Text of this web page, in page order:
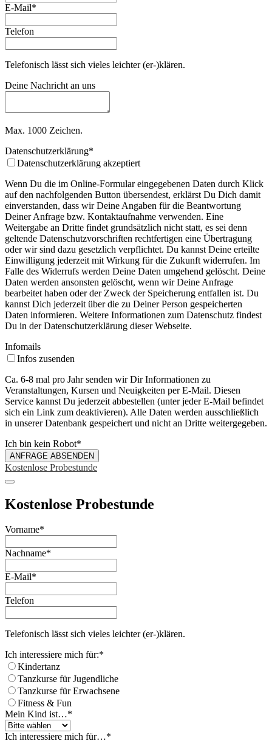
Email*
E-Mail*
Telefon
Telefonisch lässt sich vieles leichter (er-)klären.
Deine Nachricht an uns
Max. 1000 Zeichen.
Datenschutzerklärung*
Datenschutzerklärung akzeptiert
Wenn Du die im Online-Formular eingegebenen Daten durch Klick
auf den nachfolgenden Button übersendest, erklärst Du Dich damit
einverstanden, dass wir Deine Angaben für die Beantwortung
Deiner Anfrage bzw. Kontaktaufnahme verwenden. Eine
Weitergabe an Dritte findet grundsätzlich nicht statt, es sei denn
geltende Datenschutzvorschriften rechtfertigen eine Übertragung
oder wir sind dazu gesetzlich verpflichtet. Du kannst Deine erteilte
Einwilligung jederzeit mit Wirkung für die Zukunft widerrufen. Im
Falle des Widerrufs werden Deine Daten umgehend gelöscht. Deine
Daten werden ansonsten gelöscht, wenn wir Deine Anfrage
bearbeitet haben oder der Zweck der Speicherung entfallen ist. Du
kannst Dich jederzeit über die zu Deiner Person gespeicherten
Daten informieren. Weitere Informationen zum Datenschutz findest
Du in der Datenschutzerklärung dieser Webseite.
Infomails
Infos zusenden
Ca. 6-8 mal pro Jahr senden wir Dir Informationen zu
Veranstaltungen, Kursen und Neuigkeiten per E-Mail. Diesen
Service kannst Du jederzeit abbestellen (unter jeder E-Mail befindet
sich ein Link zum deaktivieren). Alle Daten werden ausschließlich
in unserer Datenbank gespeichert und nicht an Dritte weitergegeben.
Ich bin kein Robot*
ANFRAGE ABSENDEN
Kostenlose Probestunde
Kostenlose Probestunde
Vorname*
Nachname*
E-Mail*
Telefon
Telefonisch lässt sich vieles leichter (er-)klären.
Ich interessiere mich für:*
Kindertanz
Tanzkurse für Jugendliche
Tanzkurse für Erwachsene
Fitness & Fun
Mein Kind ist…*
Ich interessiere mich für…*